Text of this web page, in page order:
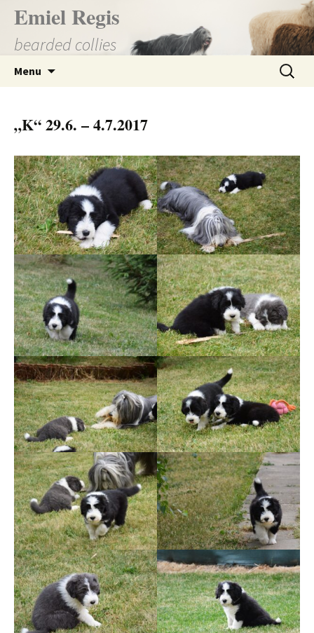
Přejít
obsahu
Emiel Regis
bearded collies
Menu
„K“ 29.6. – 4.7.2017